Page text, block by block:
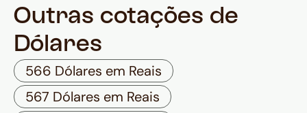
Outras cotações de
Dólares
566 Dólares em Reais
567 Dólares em Reais